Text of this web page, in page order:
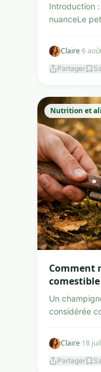
Introduction
nuanceLe
Claire·6
Partager
Nutrition et
Comment
Un
considérée
Claire·18
Partager